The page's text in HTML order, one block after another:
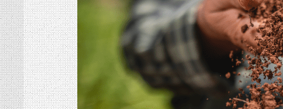
VIE DES CULTURES
HISTOIRE DES CULTURES
L’association
Et si on parlait un peu d’agriculture ?
Inscriptions newsletter, questions…